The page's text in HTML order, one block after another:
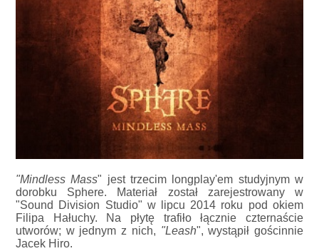
"Mindless Mass" jest trzecim longplay'em studyjnym w
dorobku Sphere. Materiał został zarejestrowany w
"Sound Division Studio" w lipcu 2014 roku pod okiem
Filipa Hałuchy. Na płytę trafiło łącznie czternaście
utworów; w jednym z nich, "Leash", wystąpił gościnnie
Jacek Hiro.